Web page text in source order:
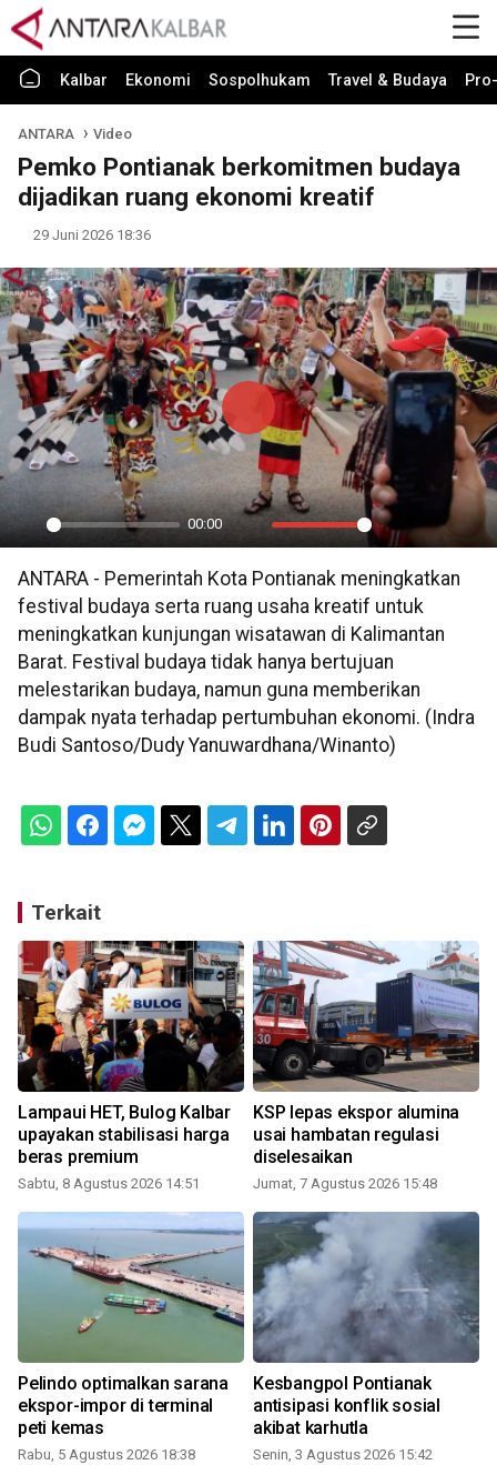
Kalbar Ekonomi Sospolhukam Travel & Budaya
ANTARA Video
Pemko Pontianak berkomitmen budaya
dijadikan ruang ekonomi kreatif
29 Juni 2026 18:36
Play
00:00
Mute Settings
PIP
Play
ANTARA - Pemerintah Kota Pontianak meningkatkan
festival budaya serta ruang usaha kreatif untuk
meningkatkan kunjungan wisatawan di Kalimantan
Barat. Festival budaya tidak hanya bertujuan
melestarikan budaya, namun guna memberikan
dampak nyata terhadap pertumbuhan ekonomi. (Indra
Budi Santoso/Dudy Yanuwardhana/Winanto)
Terkait
Lampaui HET, Bulog Kalbar
upayakan stabilisasi harga
beras premium
Sabtu, 8 Agustus 2026 14:51
KSP lepas ekspor alumina
usai hambatan regulasi
diselesaikan
Jumat, 7 Agustus 2026 15:48
Pelindo optimalkan sarana
ekspor-impor di terminal
peti kemas
Rabu, 5 Agustus 2026 18:38
Kesbangpol Pontianak
antisipasi konflik sosial
akibat karhutla
Senin, 3 Agustus 2026 15:42